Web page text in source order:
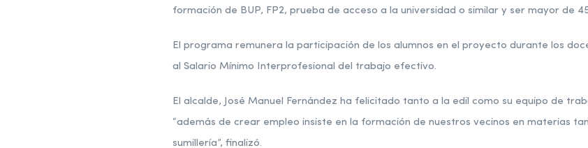
formación de BUP, FP2, prueba de acceso a la universidad o similar y ser mayor de
El programa remunera la participación de los alumnos en el proyecto durante los
al Salario Mínimo Interprofesional del trabajo efectivo.
El alcalde, José Manuel Fernández ha felicitado tanto a la edil como su equipo de
“además de crear empleo insiste en la formación de nuestros vecinos en materias
sumillería”, finalizó.